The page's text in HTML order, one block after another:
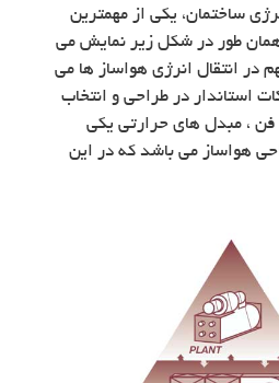
ساختمان، یکی از مهمترین
طور در شکل زیر نمایش می
انتقال انرژی هواساز ها می
استاندار در طراحی و انتخاب
، مبدل های حرارتی یکی
هواساز می باشد که در این